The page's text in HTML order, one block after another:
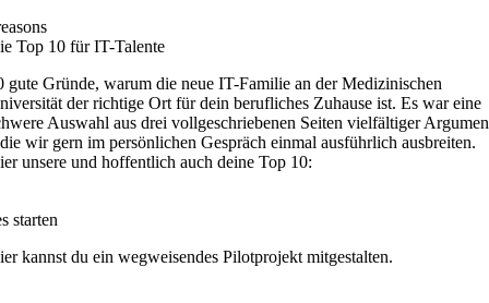
Top 10 für IT-Talente
gute Gründe, warum die neue IT-Familie an der Medizinischen
der richtige Ort für dein berufliches Zuhause ist. Es war eine
Auswahl aus drei vollgeschriebenen Seiten vielfältiger
wir gern im persönlichen Gespräch einmal ausführlich ausbreiten.
unsere und hoffentlich auch deine Top 10:
starten
kannst du ein wegweisendes Pilotprojekt mitgestalten.